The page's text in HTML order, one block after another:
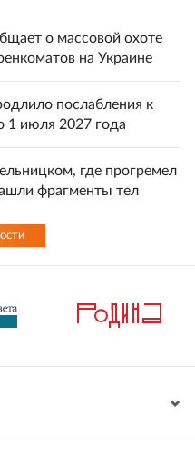
о массовой охоте
на Украине
послабления к
1 июля 2027 года
где прогремел
фрагменты тел